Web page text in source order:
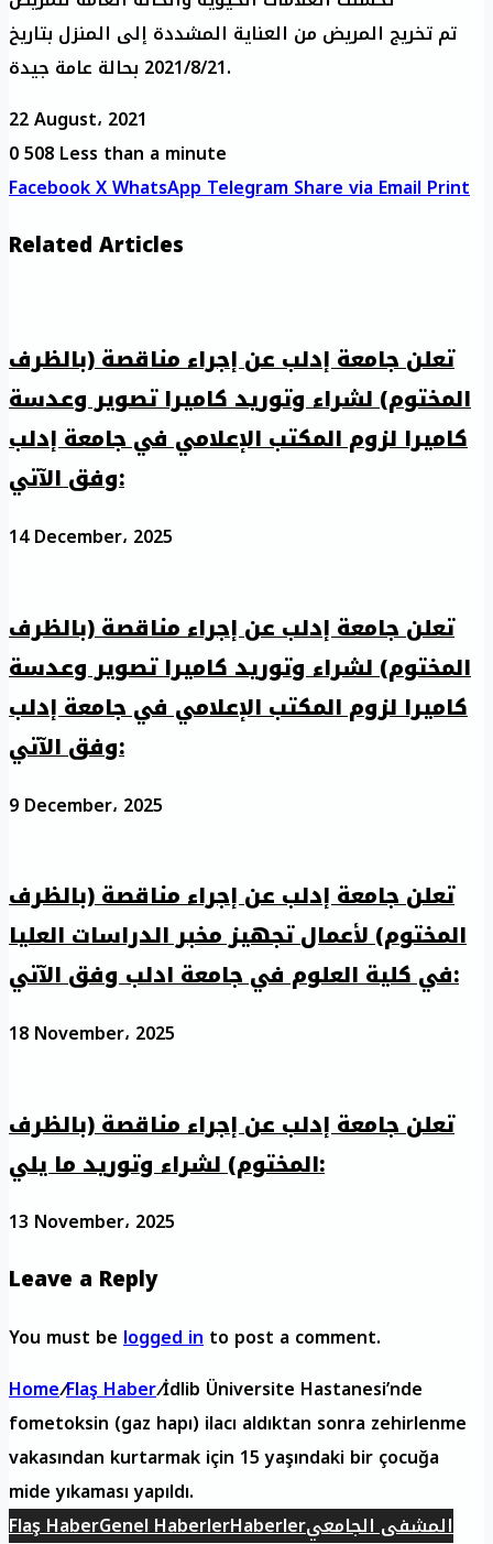
تم تخريج المريض من العناية المشددة إلى المنزل بتاريخ
2021/8/21 بحالة عامة جيدة.
22 August، 2021
0508Less than a minute
FacebookXWhatsAppTelegramShare via EmailPrint
Related Articles
تعلن جامعة إدلب عن إجراء مناقصة (بالظرف
المختوم) لشراء وتوريد كاميرا تصوير وعدسة
كاميرا لزوم المكتب الإعلامي في جامعة إدلب
وفق الآتي:
14 December، 2025
تعلن جامعة إدلب عن إجراء مناقصة (بالظرف
المختوم) لشراء وتوريد كاميرا تصوير وعدسة
كاميرا لزوم المكتب الإعلامي في جامعة إدلب
وفق الآتي:
9 December، 2025
تعلن جامعة إدلب عن إجراء مناقصة (بالظرف
المختوم) لأعمال تجهيز مخبر الدراسات العليا
في كلية العلوم في جامعة ادلب وفق الآتي:
18 November، 2025
تعلن جامعة إدلب عن إجراء مناقصة (بالظرف
المختوم) لشراء وتوريد ما يلي:
13 November، 2025
Leave a Reply
You must belogged into post a comment.
Home/Flaş Haber/İdlib Üniversite Hastanesi’nde
fometoksin (gaz hapı) ilacı aldıktan sonra zehirlenme
vakasından kurtarmak için 15 yaşındaki bir çocuğa
mide yıkaması yapıldı.
Flaş HaberGenel HaberlerHaberlerالمشفى الجامعي